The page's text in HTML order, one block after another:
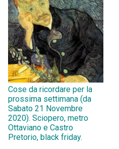
Cose da ricordare per la
prossima settimana (da
Sabato 21 Novembre
2020). Sciopero, metro
Ottaviano e Castro
Pretorio, black friday.